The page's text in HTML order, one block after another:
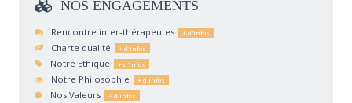
NOS ENGAGEMENTS
Rencontre inter-thérapeutes
Charte qualité
Notre Ethique
Notre Philosophie
Nos Valeurs